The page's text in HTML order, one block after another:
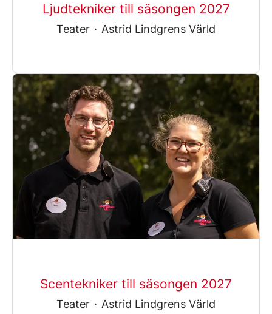
Ljudtekniker till säsongen 2027
Teater · Astrid Lindgrens Värld
Scentekniker till säsongen 2027
Teater · Astrid Lindgrens Värld